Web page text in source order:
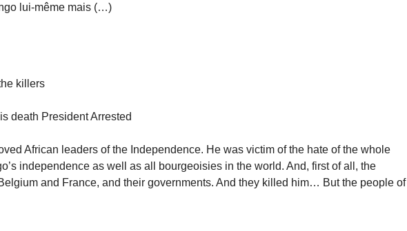
lui-même mais (…)
killers
death President Arrested
African leaders of the Independence. He was victim of the hate of the whole
independence as well as all bourgeoisies in the world. And, first of all, the
and France, and their governments. And they killed him… But the people of